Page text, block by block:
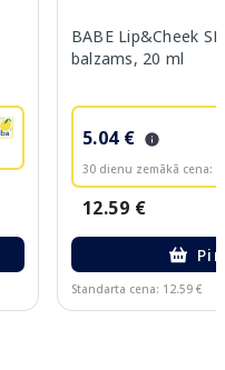
BABE Lip&Cheek
balzams, 20 ml
5.04 €
30 dienu zemākā cena:
12.59 €
Standarta cena: 12.59 €